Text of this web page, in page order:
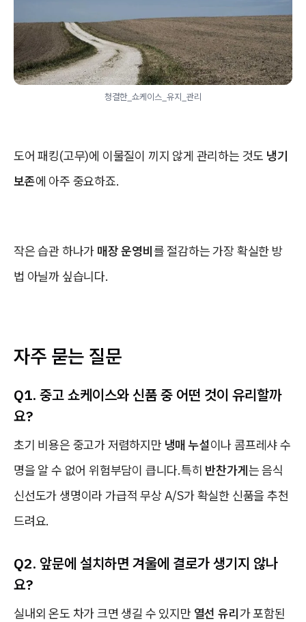
청결한_쇼케이스_유지_관리
도어 패킹(고무)에 이물질이 끼지 않게 관리하는 것도 냉기
보존에 아주 중요하죠.
작은 습관 하나가 매장 운영비를 절감하는 가장 확실한 방
법 아닐까 싶습니다.
자주 묻는 질문
Q1. 중고 쇼케이스와 신품 중 어떤 것이 유리할까
요?
초기 비용은 중고가 저렴하지만 냉매 누설이나 콤프레샤 수
명을 알 수 없어 위험부담이 큽니다.특히 반찬가게는 음식
신선도가 생명이라 가급적 무상 A/S가 확실한 신품을 추천
드려요.
Q2. 앞문에 설치하면 겨울에 결로가 생기지 않나
요?
실내외 온도 차가 크면 생길 수 있지만 열선 유리가 포함된